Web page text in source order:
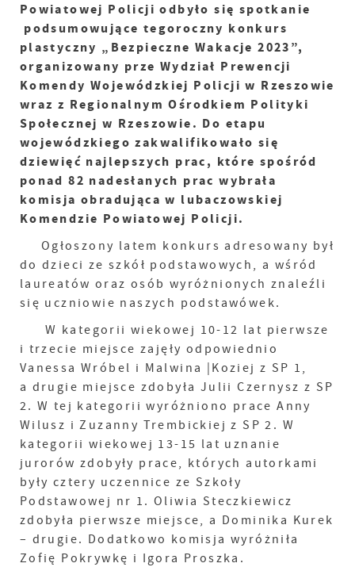
Powiatowej Policji odbyło się spotkanie
podsumowujące tegoroczny konkurs
plastyczny „Bezpieczne Wakacje 2023”,
organizowany prze Wydział Prewencji
Komendy Wojewódzkiej Policji w Rzeszowie
wraz z Regionalnym Ośrodkiem Polityki
Społecznej w Rzeszowie. Do etapu
wojewódzkiego zakwalifikowało się
dziewięć najlepszych prac, które spośród
ponad 82 nadesłanych prac wybrała
komisja obradująca w lubaczowskiej
Komendzie Powiatowej Policji.
Ogłoszony latem konkurs adresowany był
do dzieci ze szkół podstawowych, a wśród
laureatów oraz osób wyróżnionych znaleźli
się uczniowie naszych podstawówek.
W kategorii wiekowej 10-12 lat pierwsze
i trzecie miejsce zajęły odpowiednio
Vanessa Wróbel i Malwina |Koziej z SP 1,
a drugie miejsce zdobyła Julii Czernysz z SP
2. W tej kategorii wyróżniono prace Anny
Wilusz i Zuzanny Trembickiej z SP 2. W
kategorii wiekowej 13-15 lat uznanie
jurorów zdobyły prace, których autorkami
były cztery uczennice ze Szkoły
Podstawowej nr 1. Oliwia Steczkiewicz
zdobyła pierwsze miejsce, a Dominika Kurek
– drugie. Dodatkowo komisja wyróżniła
Zofię Pokrywkę i Igora Proszka.